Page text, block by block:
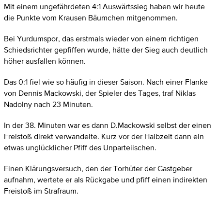
Mit einem ungefährdeten 4:1 Auswärtssieg haben wir heute
die Punkte vom Krausen Bäumchen mitgenommen.
Bei Yurdumspor, das erstmals wieder von einem richtigen
Schiedsrichter gepfiffen wurde, hätte der Sieg auch deutlich
höher ausfallen können.
Das 0:1 fiel wie so häufig in dieser Saison. Nach einer Flanke
von Dennis Mackowski, der Spieler des Tages, traf Niklas
Nadolny nach 23 Minuten.
In der 38. Minuten war es dann D.Mackowski selbst der einen
Freistoß direkt verwandelte. Kurz vor der Halbzeit dann ein
etwas unglücklicher Pfiff des Unparteiischen.
Einen Klärungsversuch, den der Torhüter der Gastgeber
aufnahm, wertete er als Rückgabe und pfiff einen indirekten
Freistoß im Strafraum.